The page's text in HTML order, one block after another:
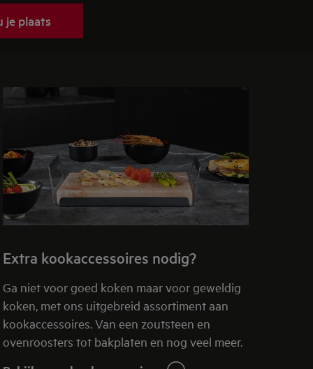
je plaats
Extra kookaccessoires nodig?
Ga niet voor goed koken maar voor geweldig
koken, met ons uitgebreid assortiment aan
kookaccessoires. Van een zoutsteen en
ovenroosters tot bakplaten en nog veel meer.